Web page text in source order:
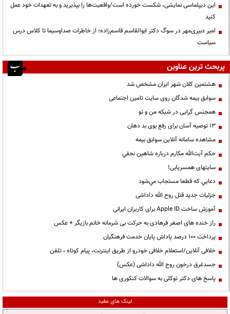
این دیپلماسی نمایشی، شکست خورده است/واقعیت‌ها را بپذیرید و به تعهدات خود عمل
کنید
امیر دبیری‌مهر در سوگ دکتر ابوالقاسم قاسم‌زاده؛ از خاطرات صداوسیما تا کلاس درس
سیاست
پربحث ترین عناوین
هشتمین کلان شهر ایران مشخص شد
سوابق بیمه شدگان روی سایت تامین اجتماعی
همجنس گرایی در شبکه من و تو
13 توصیه آسان برای رفع بوی بد دهان
مشاهده سامانه آنلاين سوابق بیمه
حكم آيت‌الله مكارم درباره شاهين نجفي
سایتهای همسریابی!
دعايي كه قطعا مستجاب مي‌شود
جزئیات جدید قتل روح الله داداشی
آموزش ساخت Apple ID برای کاربران ایرانی
راز خنده های اصغر فرهادی به حرکت بی شرمانه خانم بازیگر + عکس
پرداخت ۱۰۰ درصد پاداش پایان خدمت فرهنگیان
خلافی آنلاین/استعلام خلافی خودرو از طریق اینترنت، پیام کوتاه ، تلفن
جسدغرق درخون روح الله داداشی (عکس)
پاسخ های دکتر توکلی به سوالات کنکوری ها
لینک های مفید